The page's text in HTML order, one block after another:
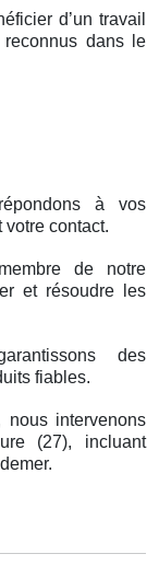
d’un travail
dans le
à vos
contact.
de notre
et résoudre les
des
fiables.
intervenons
(27), incluant